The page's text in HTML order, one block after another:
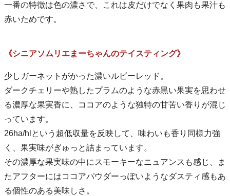
一番の特徴は色の濃さで、これは皮だけでなく果肉も果汁も
赤いためです。
《シニアソムリエまーちゃんのテイスティング》
少しガーネットがかった濃いルビーレッド。
ダークチェリーや熟したプラムのような赤黒い果実を思わせ
る濃厚な果実香に、ココアのような独特の甘苦い香りが混じ
っています。
26ha/hlという超低収量を反映して、味わいも香り同様力強
く、果実味がぎゅっと詰まっています。
その濃厚な果実味の中にスモーキーなニュアンスも感じ、ま
たアフターにはココアパウダーっぽいようなダスティ感もあ
る個性のある美味しさ。